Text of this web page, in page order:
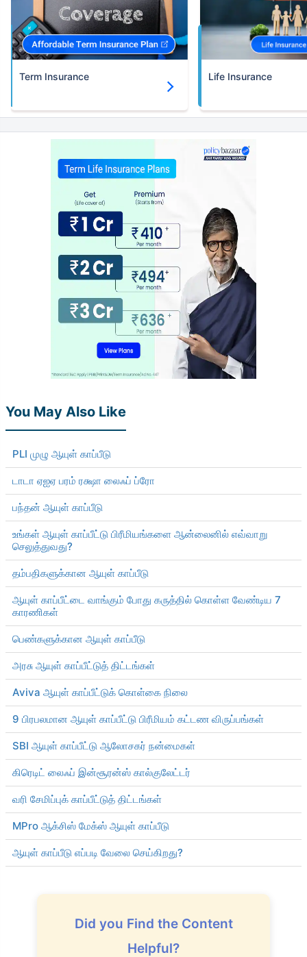
Term Insurance Life Insurance
You May Also Like
PLI முழு ஆயுள் காப்பீடு
டாடா ஏஐஏ பரம் ரக்ஷா லைஃப் ப்ரோ
பந்தன் ஆயுள் காப்பீடு
உங்கள் ஆயுள் காப்பீட்டு பிரீமியங்களை ஆன்லைனில் எவ்வாறு
செலுத்துவது?
தம்பதிகளுக்கான ஆயுள் காப்பீடு
ஆயுள் காப்பீட்டை வாங்கும் போது கருத்தில் கொள்ள வேண்டிய 7
காரணிகள்
பெண்களுக்கான ஆயுள் காப்பீடு
அரசு ஆயுள் காப்பீட்டுத் திட்டங்கள்
Aviva ஆயுள் காப்பீட்டுக் கொள்கை நிலை
9 பிரபலமான ஆயுள் காப்பீட்டு பிரீமியம் கட்டண விருப்பங்கள்
SBI ஆயுள் காப்பீட்டு ஆலோசகர் நன்மைகள்
கிரெடிட் லைஃப் இன்சூரன்ஸ் கால்குலேட்டர்
வரி சேமிப்புக் காப்பீட்டுத் திட்டங்கள்
MPro ஆக்சிஸ் மேக்ஸ் ஆயுள் காப்பீடு
ஆயுள் காப்பீடு எப்படி வேலை செய்கிறது?
Did you Find the Content
Helpful?